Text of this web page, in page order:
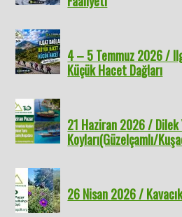
4 – 5 Temmuz 2026 /
Küçük Hacet Dağları
21 Haziran 2026 / Dilek
Koyları(Güzelçamlı/
26 Nisan 2026 /